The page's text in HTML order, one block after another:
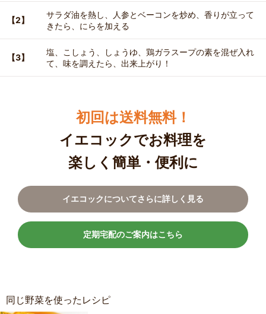
【2】
サラダ油を熱し、人参とベーコンを炒め、香りが立って
きたら、にらを加える
【3】
塩、こしょう、しょうゆ、鶏ガラスープの素を混ぜ入れ
て、味を調えたら、出来上がり！
初回は送料無料！
イエコックでお料理を
楽しく簡単・便利に
イエコックについてさらに詳しく見る
定期宅配のご案内はこちら
同じ野菜を使ったレシピ